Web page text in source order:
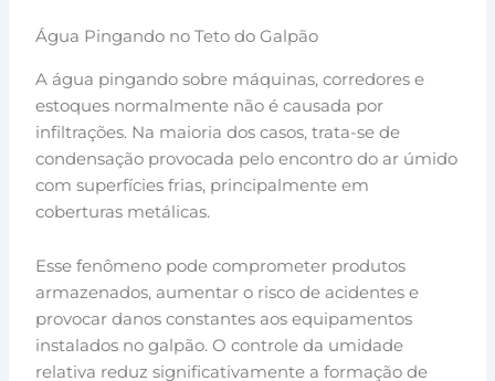
Água Pingando no Teto do Galpão
A água pingando sobre máquinas, corredores e
estoques normalmente não é causada por
infiltrações. Na maioria dos casos, trata-se de
condensação provocada pelo encontro do ar úmido
com superfícies frias, principalmente em
coberturas metálicas.
Esse fenômeno pode comprometer produtos
armazenados, aumentar o risco de acidentes e
provocar danos constantes aos equipamentos
instalados no galpão. O controle da umidade
relativa reduz significativamente a formação de